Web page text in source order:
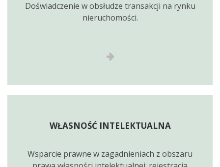
Doświadczenie w obsłudze transakcji na rynku
nieruchomości.
WŁASNOŚĆ INTELEKTUALNA
Wsparcie prawne w zagadnieniach z obszaru